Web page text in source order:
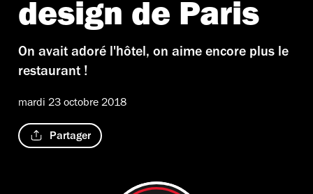
design de Paris
On avait adoré l'hôtel, on aime encore plus le
restaurant !
mardi 23 octobre 2018
Partager